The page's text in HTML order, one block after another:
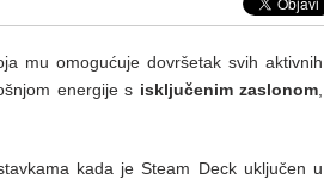
mu omogućuje dovršetak svih aktivnih
energije s isključenim zaslonom
kada je Steam Deck uključen u